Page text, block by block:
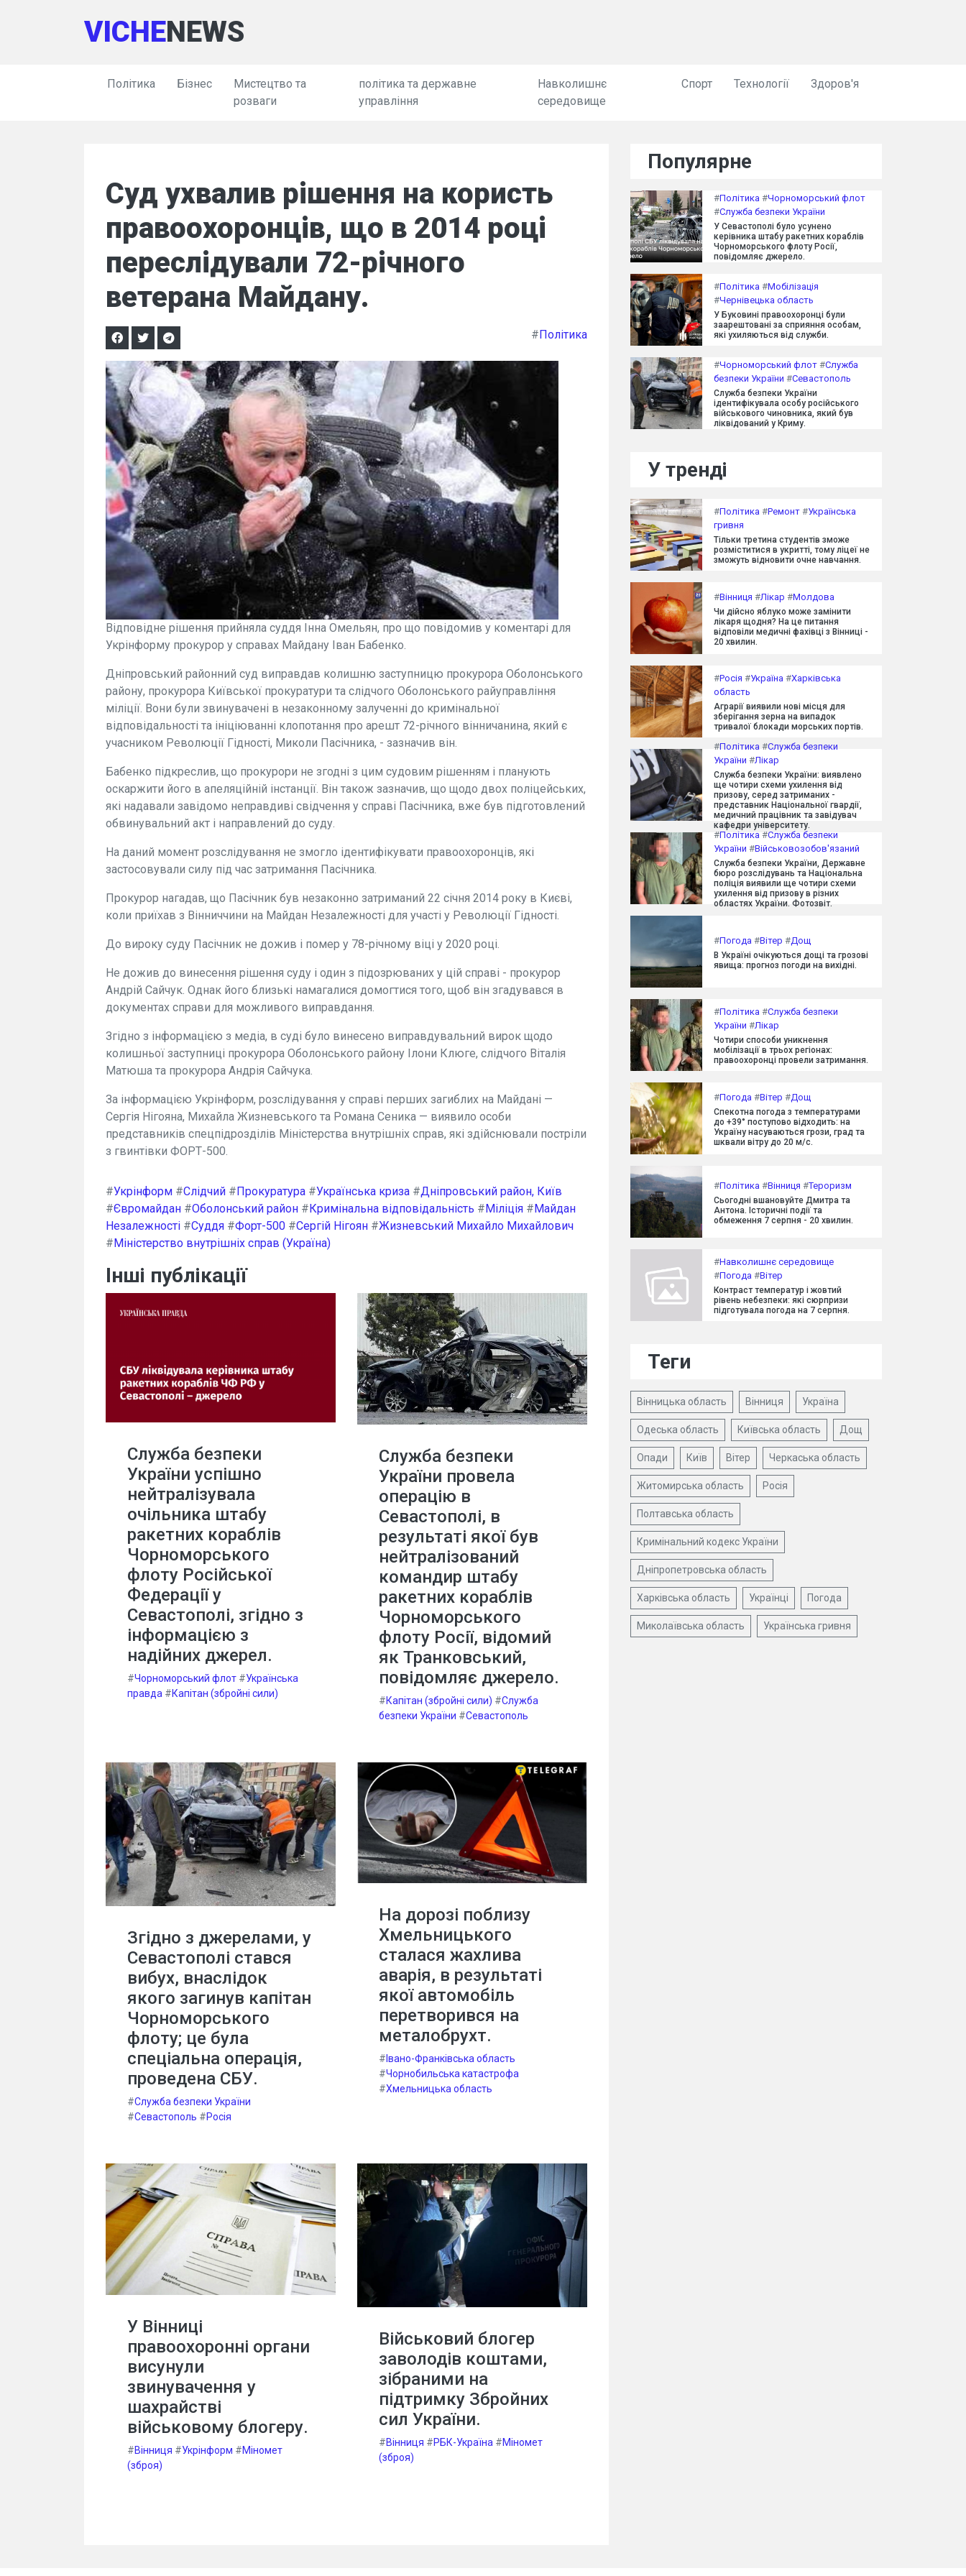
VICHENEWS
Політика Бізнес
Мистецтво та
розваги
політика та державне
управління
Навколишнє
середовище
Спорт Технології Здоров'я
Суд ухвалив рішення на користь
правоохоронців, що в 2014 році
переслідували 72-річного
ветерана Майдану.
#Політика
Відповідне рішення прийняла суддя Інна Омельян, про що повідомив у коментарі для
Укрінформу прокурор у справах Майдану Іван Бабенко.
Дніпровський районний суд виправдав колишню заступницю прокурора Оболонського
району, прокурора Київської прокуратури та слідчого Оболонського райуправління
міліції. Вони були звинувачені в незаконному залученні до кримінальної
відповідальності та ініціюванні клопотання про арешт 72-річного вінничанина, який є
учасником Революції Гідності, Миколи Пасічника, - зазначив він.
Бабенко підкреслив, що прокурори не згодні з цим судовим рішенням і планують
оскаржити його в апеляційній інстанції. Він також зазначив, що щодо двох поліцейських,
які надавали завідомо неправдиві свідчення у справі Пасічника, вже був підготовлений
обвинувальний акт і направлений до суду.
На даний момент розслідування не змогло ідентифікувати правоохоронців, які
застосовували силу під час затримання Пасічника.
Прокурор нагадав, що Пасічник був незаконно затриманий 22 січня 2014 року в Києві,
коли приїхав з Вінниччини на Майдан Незалежності для участі у Революції Гідності.
До вироку суду Пасічник не дожив і помер у 78-річному віці у 2020 році.
Не дожив до винесення рішення суду і один з підозрюваних у цій справі - прокурор
Андрій Сайчук. Однак його близькі намагалися домогтися того, щоб він згадувався в
документах справи для можливого виправдання.
Згідно з інформацією з медіа, в суді було винесено виправдувальний вирок щодо
колишньої заступниці прокурора Оболонського району Ілони Клюге, слідчого Віталія
Матюша та прокурора Андрія Сайчука.
За інформацією Укрінформ, розслідування у справі перших загиблих на Майдані —
Сергія Нігояна, Михайла Жизневського та Романа Сеника — виявило особи
представників спецпідрозділів Міністерства внутрішніх справ, які здійснювали постріли
з гвинтівки ФОРТ-500.
#Укрінформ #Слідчий #Прокуратура #Українська криза #Дніпровський район, Київ
#Євромайдан #Оболонський район #Кримінальна відповідальність #Міліція #Майдан
Незалежності #Суддя #Форт-500 #Сергій Нігоян #Жизневський Михайло Михайлович
#Міністерство внутрішніх справ (Україна)
Інші публікації
Служба безпеки
України успішно
нейтралізувала
очільника штабу
ракетних кораблів
Чорноморського
флоту Російської
Федерації у
Севастополі, згідно з
інформацією з
надійних джерел.
#Чорноморський флот #Українська
правда #Капітан (збройні сили)
Служба безпеки
України провела
операцію в
Севастополі, в
результаті якої був
нейтралізований
командир штабу
ракетних кораблів
Чорноморського
флоту Росії, відомий
як Транковський,
повідомляє джерело.
#Капітан (збройні сили) #Служба
безпеки України #Севастополь
Згідно з джерелами, у
Севастополі стався
вибух, внаслідок
якого загинув капітан
Чорноморського
флоту; це була
спеціальна операція,
проведена СБУ.
#Служба безпеки України
#Севастополь #Росія
На дорозі поблизу
Хмельницького
сталася жахлива
аварія, в результаті
якої автомобіль
перетворився на
металобрухт.
# Івано-Франківська область
#Чорнобильська катастрофа
#Хмельницька область
У Вінниці
правоохоронні органи
висунули
звинувачення у
шахрайстві
військовому блогеру.
#Вінниця #Укрінформ #Міномет
(зброя)
Військовий блогер
заволодів коштами,
зібраними на
підтримку Збройних
сил України.
#Вінниця #РБК-Україна #Міномет
(зброя)
Популярне
#Політика #Чорноморський флот
#Служба безпеки України
У Севастополі було усунено
керівника штабу ракетних кораблів
Чорноморського флоту Росії,
повідомляє джерело.
#Політика #Мобілізація
#Чернівецька область
У Буковині правоохоронці були
заарештовані за сприяння особам,
які ухиляються від служби.
#Чорноморський флот #Служба
безпеки України #Севастополь
Служба безпеки України
ідентифікувала особу російського
військового чиновника, який був
ліквідований у Криму.
У тренді
#Політика #Ремонт #Українська
гривня
Тільки третина студентів зможе
розміститися в укритті, тому ліцеї не
зможуть відновити очне навчання.
#Вінниця #Лікар #Молдова
Чи дійсно яблуко може замінити
лікаря щодня? На це питання
відповіли медичні фахівці з Вінниці -
20 хвилин.
#Росія #Україна #Харківська
область
Аграрії виявили нові місця для
зберігання зерна на випадок
тривалої блокади морських портів.
#Політика #Служба безпеки
України #Лікар
Служба безпеки України: виявлено
ще чотири схеми ухилення від
призову, серед затриманих -
представник Національної гвардії,
медичний працівник та завідувач
кафедри університету.
#Політика #Служба безпеки
України #Військовозобов'язаний
Служба безпеки України, Державне
бюро розслідувань та Національна
поліція виявили ще чотири схеми
ухилення від призову в різних
областях України. Фотозвіт.
#Погода #Вітер #Дощ
В Україні очікуються дощі та грозові
явища: прогноз погоди на вихідні.
#Політика #Служба безпеки
України #Лікар
Чотири способи уникнення
мобілізації в трьох регіонах:
правоохоронці провели затримання.
#Погода #Вітер #Дощ
Спекотна погода з температурами
до +39° поступово відходить: на
Україну насуваються грози, град та
шквали вітру до 20 м/с.
#Політика #Вінниця #Тероризм
Сьогодні вшановуйте Дмитра та
Антона. Історичні події та
обмеження 7 серпня - 20 хвилин.
#Навколишнє середовище
#Погода #Вітер
Контраст температур і жовтий
рівень небезпеки: які сюрпризи
підготувала погода на 7 серпня.
Теги
Вінницька область Вінниця Україна
Одеська область Київська область Дощ
Опади Київ Вітер Черкаська область
Житомирська область Росія
Полтавська область
Кримінальний кодекс України
Дніпропетровська область
Харківська область Українці Погода
Миколаївська область Українська гривня